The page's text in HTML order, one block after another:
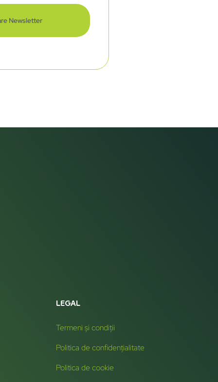
Newsletter
LEGAL
Termeni și condiții
Politica de confidențialitate
Politica de cookie